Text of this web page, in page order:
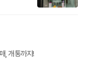
, 개통까지!